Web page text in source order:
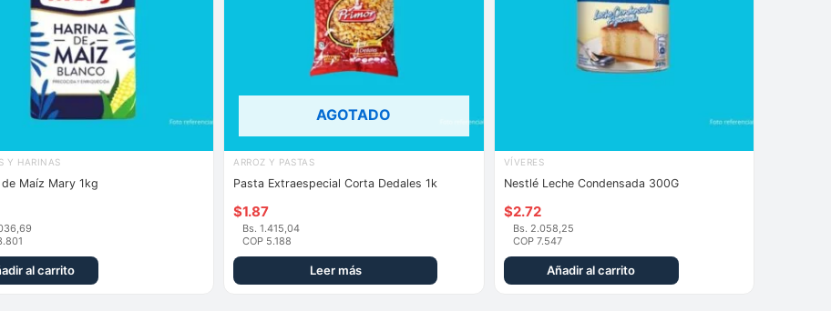
Y HARINAS
de Maíz Mary 1kg
al carrito
AGOTADO
ARROZ Y PASTAS
Pasta Extraespecial Corta Dedales 1k
$1.87
Bs. 1.415,04
COP 5.188
Leer más
VÍVERES
Nestlé Leche Condensada 300G
$2.72
Bs. 2.058,25
COP 7.547
Añadir al carrito